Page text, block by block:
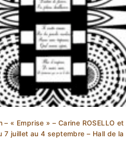
– « Emprise » – Carine ROSELLO et
7 juillet au 4 septembre – Hall de la